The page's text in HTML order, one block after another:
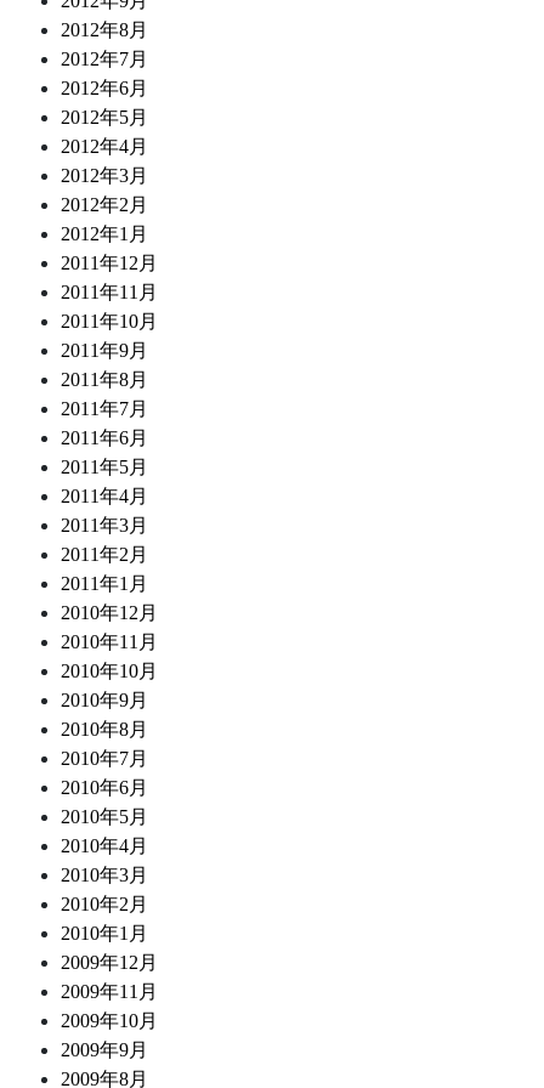
2012年8月
2012年7月
2012年6月
2012年5月
2012年4月
2012年3月
2012年2月
2012年1月
2011年12月
2011年11月
2011年10月
2011年9月
2011年8月
2011年7月
2011年6月
2011年5月
2011年4月
2011年3月
2011年2月
2011年1月
2010年12月
2010年11月
2010年10月
2010年9月
2010年8月
2010年7月
2010年6月
2010年5月
2010年4月
2010年3月
2010年2月
2010年1月
2009年12月
2009年11月
2009年10月
2009年9月
2009年8月